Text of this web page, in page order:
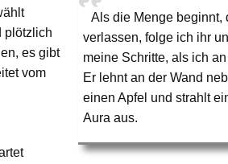
Als die Menge beginnt,
verlassen, folge ich ihr
meine Schritte, als ich
Er lehnt an der Wand
einen Apfel und strahlt
Aura aus.
plötzlich
es gibt
vom